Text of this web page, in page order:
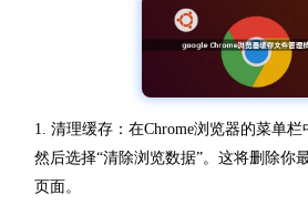
1. 清理缓存：在Chrome浏览器的菜单栏
然后选择“清除浏览数据”。这将删除你
页面。